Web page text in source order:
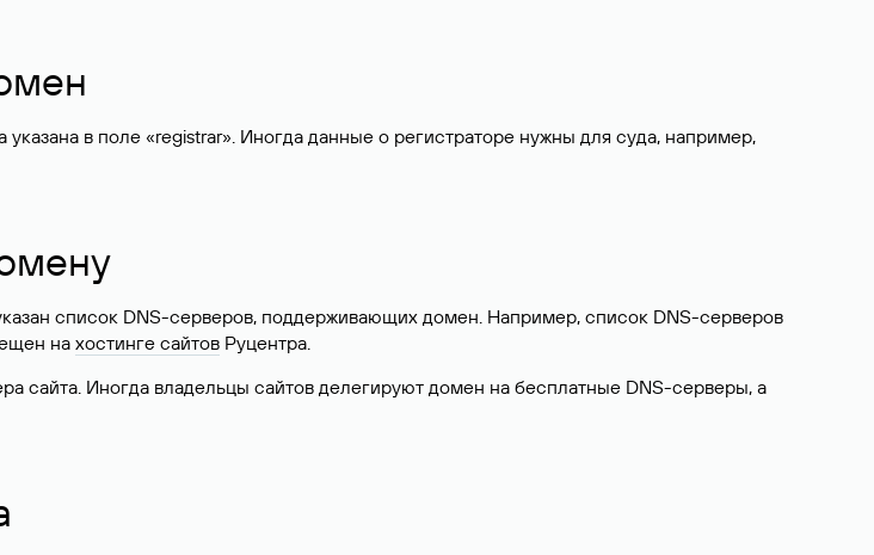
в поле «registrar». Иногда данные о регистраторе нужны для суда, например,
список DNS-серверов, поддерживающих домен. Например, список DNS-серверов
на хостинге сайтов Руцентра.
сайта. Иногда владельцы сайтов делегируют домен на бесплатные DNS-серверы, а